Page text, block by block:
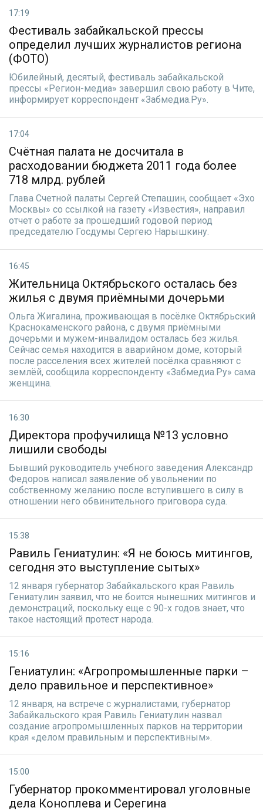
17:19
Фестиваль забайкальской прессы
определил лучших журналистов региона
(ФОТО)
Юбилейный, десятый, фестиваль забайкальской
прессы «Регион-медиа» завершил свою работу в Чите,
информирует корреспондент «Забмедиа.Ру».
17:04
Счётная палата не досчитала в
расходовании бюджета 2011 года более
718 млрд. рублей
Глава Счетной палаты Сергей Степашин, сообщает «Эхо
Москвы» со ссылкой на газету «Известия», направил
отчет о работе за прошедший годовой период
председателю Госдумы Сергею Нарышкину.
16:45
Жительница Октябрьского осталась без
жилья с двумя приёмными дочерьми
Ольга Жигалина, проживающая в посёлке Октябрьский
Краснокаменского района, с двумя приёмными
дочерьми и мужем-инвалидом осталась без жилья.
Сейчас семья находится в аварийном доме, который
после расселения всех жителей посёлка сравняют с
землёй, сообщила корреспонденту «Забмедиа.Ру» сама
женщина.
16:30
Директора профучилища №13 условно
лишили свободы
Бывший руководитель учебного заведения Александр
Федоров написал заявление об увольнении по
собственному желанию после вступившего в силу в
отношении него обвинительного приговора суда.
15:38
Равиль Гениатулин: «Я не боюсь митингов,
сегодня это выступление сытых»
12 января губернатор Забайкальского края Равиль
Гениатулин заявил, что не боится нынешних митингов и
демонстраций, поскольку еще с 90-х годов знает, что
такое настоящий протест народа.
15:16
Гениатулин: «Агропромышленные парки –
дело правильное и перспективное»
12 января, на встрече с журналистами, губернатор
Забайкальского края Равиль Гениатулин назвал
создание агропромышленных парков на территории
края «делом правильным и перспективным».
15:00
Губернатор прокомментировал уголовные
дела Коноплева и Серегина